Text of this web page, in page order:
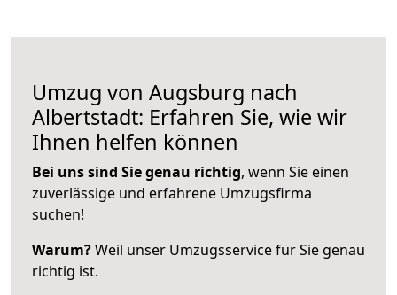
Umzug von Augsburg nach
Albertstadt: Erfahren Sie, wie wir
Ihnen helfen können
Bei uns sind Sie genau richtig, wenn Sie einen
zuverlässige und erfahrene Umzugsfirma
suchen!
Warum?Weil unser Umzugsservice für Sie genau
richtig ist.